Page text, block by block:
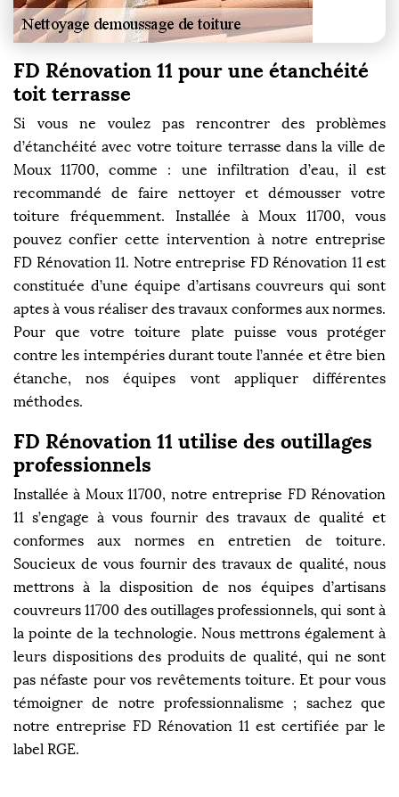
FD Rénovation 11 pour une étanchéité
toit terrasse
Si vous ne voulez pas rencontrer des problèmes
d’étanchéité avec votre toiture terrasse dans la ville de
Moux 11700, comme : une infiltration d’eau, il est
recommandé de faire nettoyer et démousser votre
toiture fréquemment. Installée à Moux 11700, vous
pouvez confier cette intervention à notre entreprise
FD Rénovation 11. Notre entreprise FD Rénovation 11 est
constituée d’une équipe d’artisans couvreurs qui sont
aptes à vous réaliser des travaux conformes aux normes.
Pour que votre toiture plate puisse vous protéger
contre les intempéries durant toute l’année et être bien
étanche, nos équipes vont appliquer différentes
méthodes.
FD Rénovation 11 utilise des outillages
professionnels
Installée à Moux 11700, notre entreprise FD Rénovation
11 s’engage à vous fournir des travaux de qualité et
conformes aux normes en entretien de toiture.
Soucieux de vous fournir des travaux de qualité, nous
mettrons à la disposition de nos équipes d’artisans
couvreurs 11700 des outillages professionnels, qui sont à
la pointe de la technologie. Nous mettrons également à
leurs dispositions des produits de qualité, qui ne sont
pas néfaste pour vos revêtements toiture. Et pour vous
témoigner de notre professionnalisme ; sachez que
notre entreprise FD Rénovation 11 est certifiée par le
label RGE.